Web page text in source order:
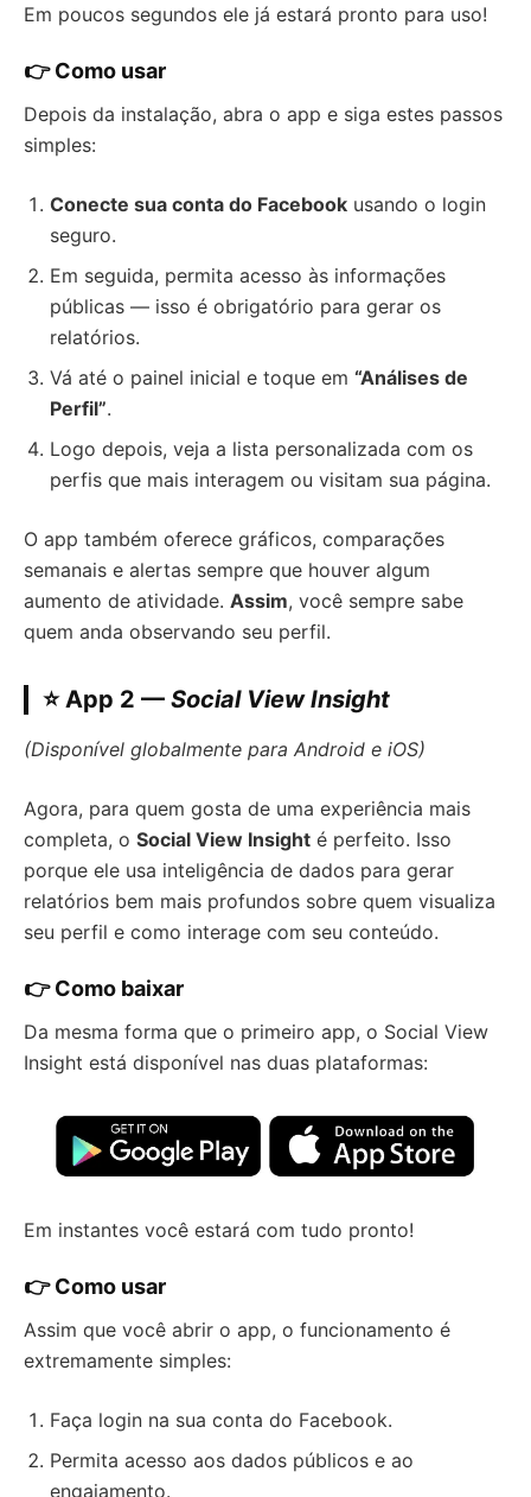
Em poucos segundos ele já estará pronto para uso!
👉 Como usar
Depois da instalação, abra o app e siga estes passos
simples:
Conecte sua conta do Facebook usando o login
seguro.
Em seguida, permita acesso às informações
públicas — isso é obrigatório para gerar os
relatórios.
Vá até o painel inicial e toque em “Análises de
Perfil”.
Logo depois, veja a lista personalizada com os
perfis que mais interagem ou visitam sua página.
O app também oferece gráficos, comparações
semanais e alertas sempre que houver algum
aumento de atividade. Assim, você sempre sabe
quem anda observando seu perfil.
⭐ App 2 — Social View Insight
(Disponível globalmente para Android e iOS)
Agora, para quem gosta de uma experiência mais
completa, o Social View Insight é perfeito. Isso
porque ele usa inteligência de dados para gerar
relatórios bem mais profundos sobre quem visualiza
seu perfil e como interage com seu conteúdo.
👉 Como baixar
Da mesma forma que o primeiro app, o Social View
Insight está disponível nas duas plataformas:
Em instantes você estará com tudo pronto!
👉 Como usar
Assim que você abrir o app, o funcionamento é
extremamente simples:
Faça login na sua conta do Facebook.
Permita acesso aos dados públicos e ao
engajamento.